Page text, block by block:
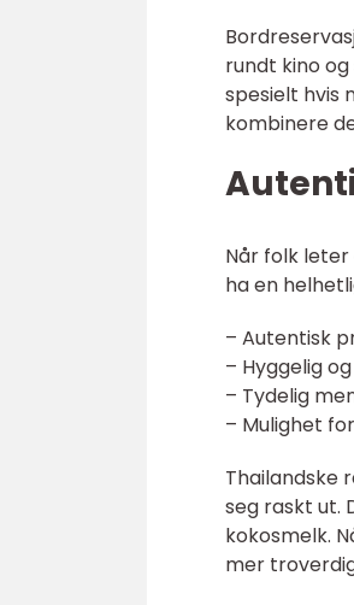
rundt kino
spesielt hvis
kombinere
Når folk
ha en
– Autentisk
– Hyggelig
– Tydelig
– Mulighet
Thailandske
seg raskt ut.
kokosmelk.
mer